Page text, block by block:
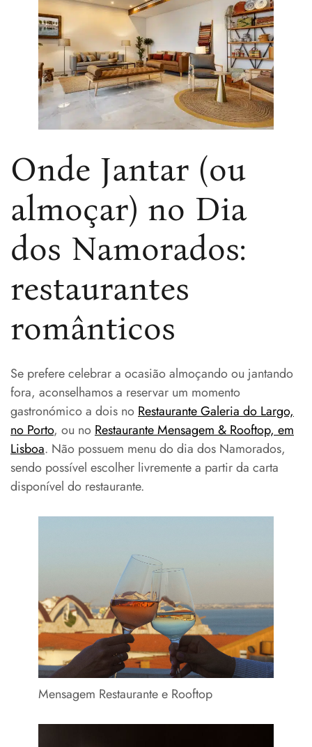
Onde Jantar (ou
almoçar) no Dia
dos Namorados:
restaurantes
românticos
Se prefere celebrar a ocasião almoçando ou jantando
fora, aconselhamos a reservar um momento
gastronómico a dois no Restaurante Galeria do Largo,
no Porto, ou no Restaurante Mensagem & Rooftop, em
Lisboa. Não possuem menu do dia dos Namorados,
sendo possível escolher livremente a partir da carta
disponível do restaurante.
Mensagem Restaurante e Rooftop